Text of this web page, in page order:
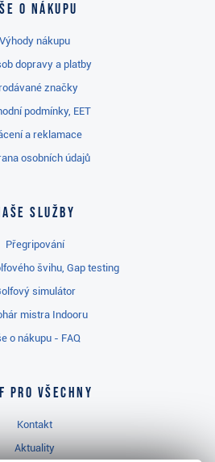
o nákupu
Výhody nákupu
dopravy a platby
značky
podmínky, EET
a reklamace
osobních údajů
služby
Přegripování
švihu, Gap testing
simulátor
mistra Indooru
o nákupu - FAQ
pro všechny
Kontakt
Aktuality